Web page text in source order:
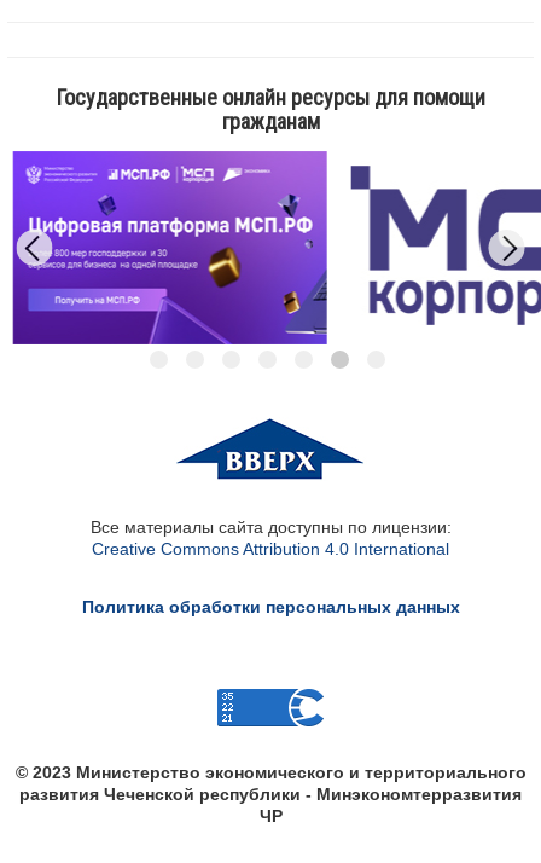
Государственные онлайн ресурсы для помощи
гражданам
Все материалы сайта доступны по лицензии:
Creative Commons Attribution 4.0 International
Политика обработки персональных данных
© 2023 Министерство экономического и территориального
развития Чеченской республики - Минэкономтерразвития
ЧР